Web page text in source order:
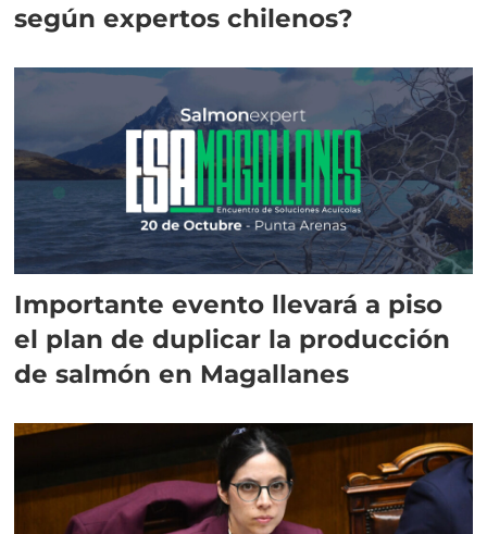
según expertos chilenos?
Importante evento llevará a piso
el plan de duplicar la producción
de salmón en Magallanes